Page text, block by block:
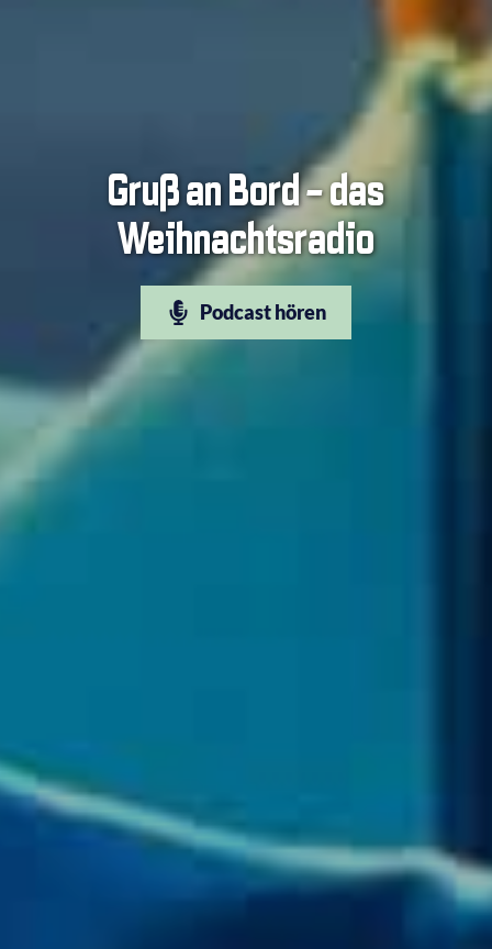
Gruß an Bord – das
Weihnachtsradio
Podcast hören